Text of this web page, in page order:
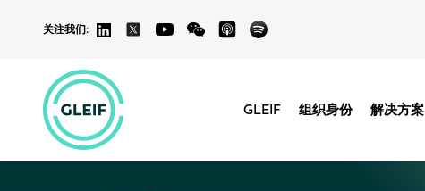
关注我们:
GLEIF 组织身份 解决方案